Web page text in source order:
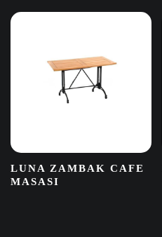
LUNA ZAMBAK CAFE
MASASI